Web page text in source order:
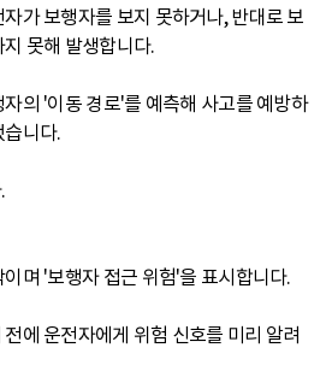
가 보행자를 보지 못하거나, 반대로 보
못해 발생합니다.
의 '이동 경로'를 예측해 사고를 예방하
니다.
며 '보행자 접근 위험'을 표시합니다.
에 운전자에게 위험 신호를 미리 알려